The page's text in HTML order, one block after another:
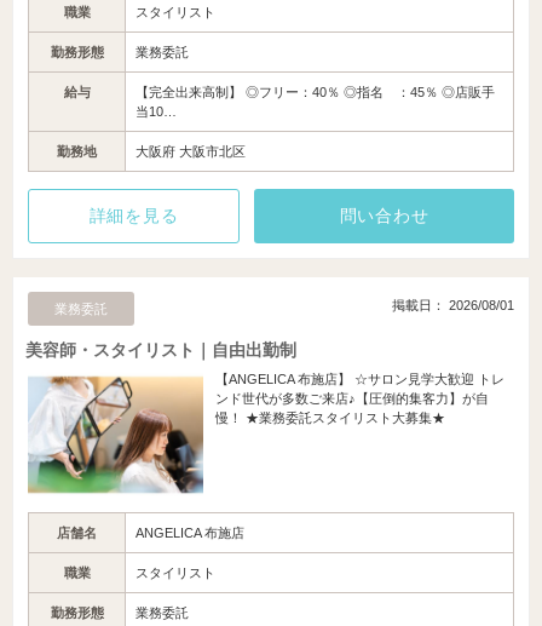
職業 スタイリスト
勤務形態 業務委託
給与
【完全出来高制】 ◎フリー：40％ ◎指名 ：45％ ◎店販手
当10…
勤務地 大阪府 大阪市北区
詳細を見る 問い合わせ
業務委託 掲載日： 2026/08/01
美容師・スタイリスト｜自由出勤制
【ANGELICA 布施店】 ☆サロン見学大歓迎 トレ
ンド世代が多数ご来店♪【圧倒的集客力】が自
慢！ ★業務委託スタイリスト大募集★
店舗名 ANGELICA 布施店
職業 スタイリスト
勤務形態 業務委託